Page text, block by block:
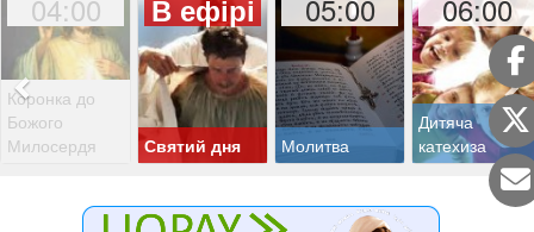
04:00
Коронка до
Божого
Милосердя
В ефірі
Святий дня
05:00
Молитва
06:00
Дитяча
катехиза